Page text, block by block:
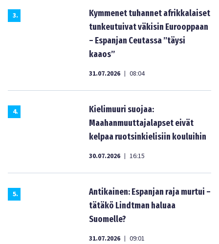
3.
Kymmenet tuhannet afrikkalaiset
tunkeutuivat väkisin Eurooppaan
– Espanjan Ceutassa ”täysi
kaaos”
31.07.2026 | 08:04
4.
Kielimuuri suojaa:
Maahanmuuttajalapset eivät
kelpaa ruotsinkielisiin kouluihin
30.07.2026 | 16:15
5.
Antikainen: Espanjan raja murtui –
tätäkö Lindtman haluaa
Suomelle?
31.07.2026 | 09:01